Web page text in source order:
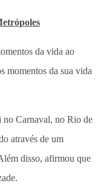
da vida ao
momentos da sua vida
no Carnaval, no Rio de
através de um
disso, afirmou que